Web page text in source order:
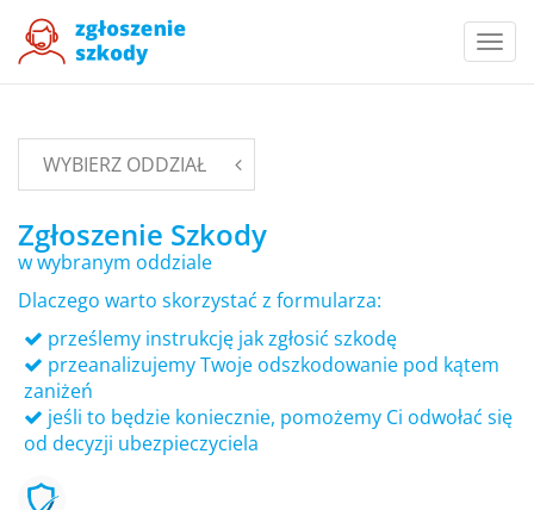
WYBIERZ ODDZIAŁ
Zgłoszenie Szkody
w wybranym oddziale
Dlaczego warto skorzystać z formularza:
prześlemy instrukcję jak zgłosić szkodę
przeanalizujemy Twoje odszkodowanie pod kątem
zaniżeń
jeśli to będzie koniecznie, pomożemy Ci odwołać się
od decyzji ubezpieczyciela